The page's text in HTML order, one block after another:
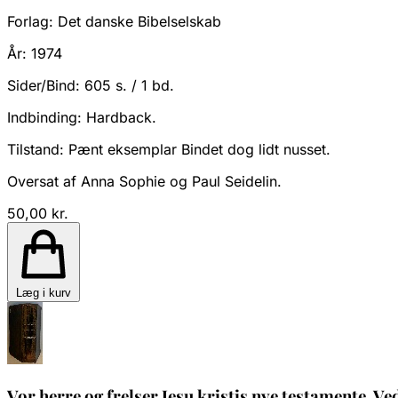
Forlag: Det danske Bibelselskab
År: 1974
Sider/Bind: 605 s. / 1 bd.
Indbinding: Hardback.
Tilstand: Pænt eksemplar Bindet dog lidt nusset.
Oversat af Anna Sophie og Paul Seidelin.
50,00 kr.
Læg i kurv